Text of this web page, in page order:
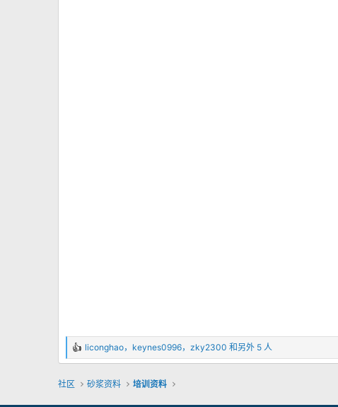
反
馈
：
liconghao， keynes0996， zky2300 和另外 5 人
社区 砂浆资料 培训资料